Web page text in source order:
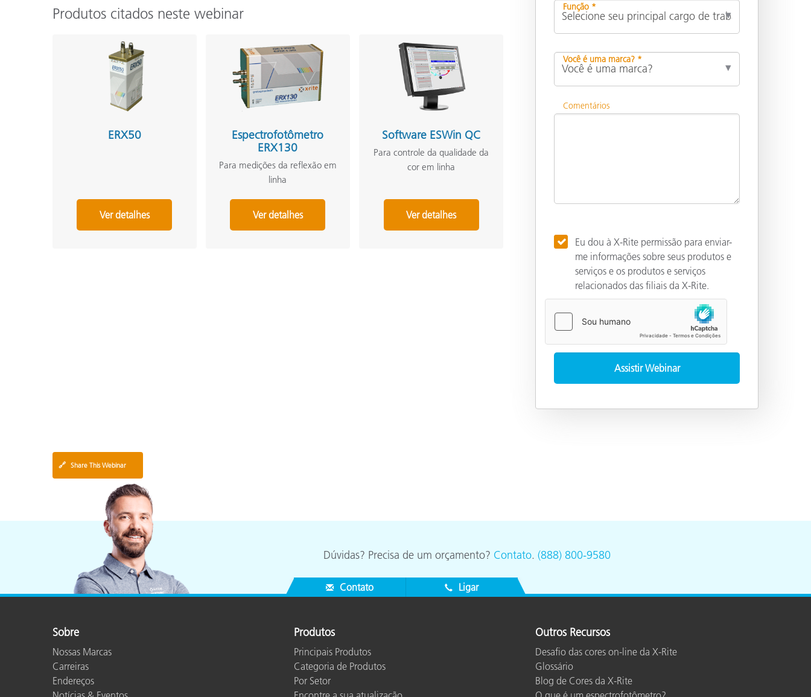
Produtos citados neste webinar
ERX50
Ver detalhes
Espectrofotômetro
ERX130
Para medições da reflexão em
linha
Ver detalhes
Software ESWin QC
Para controle da qualidade da
cor em linha
Ver detalhes
Função *
Você é uma marca? *
Comentários
Eu dou à X-Rite permissão para enviar-
me informações sobre seus produtos e
serviços e os produtos e serviços
relacionados das filiais da X-Rite.
🔗 Share This Webinar
Dúvidas? Precisa de um orçamento? Contato. (888) 800-9580
Contato Ligar
Sobre
Nossas Marcas
Carreiras
Endereços
Produtos
Principais Produtos
Categoria de Produtos
Por Setor
Outros Recursos
Desafio das cores on-line da X-Rite
Glossário
Blog de Cores da X-Rite